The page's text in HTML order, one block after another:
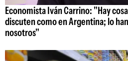
Economista Iván Carrino: "Hay
discuten como en Argentina; lo
nosotros"